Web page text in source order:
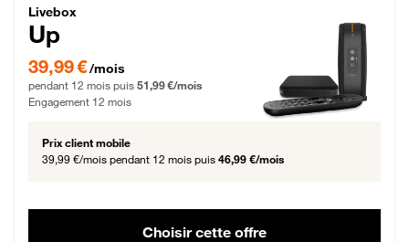
Livebox Up Fibre
Livebox
Up
39,99 € par mois pendant 12 mois puis 51,99 € par mois, Engagement 12 mois
39,99 €/mois
pendant 12 mois puis 51,99 €/mois
Engagement 12 mois
Prix client mobile
39,99 €/mois pendant 12 mois puis 46,99 €/mois
Choisir cette offre